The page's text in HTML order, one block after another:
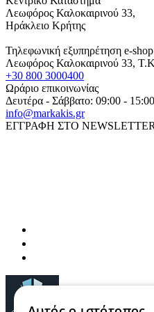
Λεωφόρος Καλοκαιρινού 33,
Ηράκλειο Κρήτης
Τηλεφωνική εξυπηρέτηση e-
Λεωφόρος Καλοκαιρινού 33,
+30 800 3000400
Ωράριο επικοινωνίας
Δευτέρα - Σάββατο: 09:00 - 15:00
info@markakis.gr
ΕΓΓΡΑΦΗ ΣΤΟ